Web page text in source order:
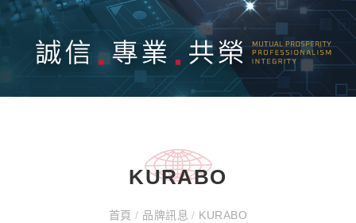
KURABO
首頁/ 品牌訊息/ KURABO